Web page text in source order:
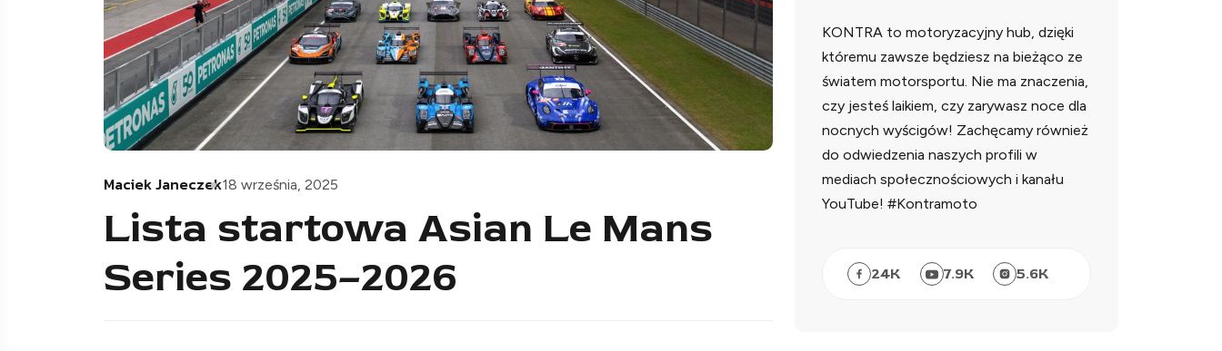
Maciek Janeczek18 września, 2025
Lista startowa Asian Le Mans
Series 2025–2026
KONTRA to motoryzacyjny hub, dzięki
któremu zawsze będziesz na bieżąco ze
światem motorsportu. Nie ma znaczenia,
czy jesteś laikiem, czy zarywasz noce dla
nocnych wyścigów! Zachęcamy również
do odwiedzenia naszych profili w
mediach społecznościowych i kanału
YouTube! #Kontramoto
24K 7.9K 5.6K